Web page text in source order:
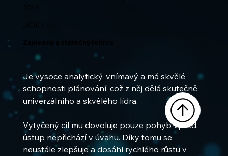
Je vysoce analytický, vnímavý a má skvělé
schopnosti plánování, což z něj dělá skutečně
univerzálního a skvělého lídra.
Vytyčený cíl mu dovoluje pouze pohyb vpřed,
ústup nepřichází v úvahu. Díky tomu se
neustále zlepšuje a dosáhl rychlého růstu v